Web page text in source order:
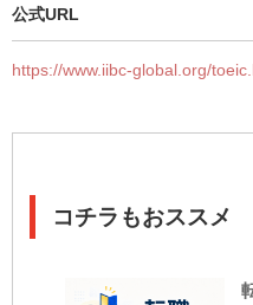
公式URL
https://www.iibc-global.org/
コチラもおススメ